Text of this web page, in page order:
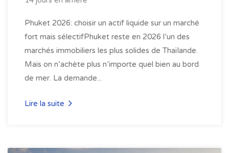
Phuket 2026: choisir un actif liquide sur un marché
fort mais sélectifPhuket reste en 2026 l’un des
marchés immobiliers les plus solides de Thaïlande.
Mais on n’achète plus n’importe quel bien au bord
de mer. La demande...
Lire la suite